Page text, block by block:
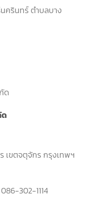
ครินทร์ ตำบลบาง
ด
ด
เขตจตุจักร กรุงเทพฯ
302-1114